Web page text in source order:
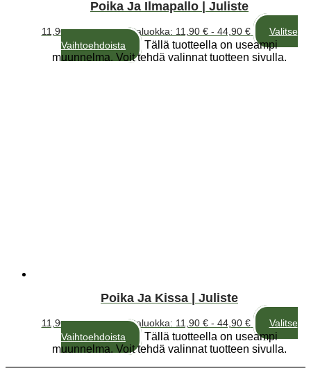
Poika Ja Ilmapallo | Juliste
11,90€ – 44,90€Hintaluokka: 11,90 € - 44,90 €
Valitse
Vaihtoehdoista
Tällä tuotteella on useampi
muunnelma. Voit tehdä valinnat tuotteen sivulla.
Poika Ja Kissa | Juliste
11,90€ – 44,90€Hintaluokka: 11,90 € - 44,90 €
Valitse
Vaihtoehdoista
Tällä tuotteella on useampi
muunnelma. Voit tehdä valinnat tuotteen sivulla.